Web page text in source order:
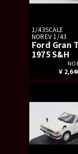
1/43SCALE
NOREV 1/43
Ford Gran
1975 S&H
￥